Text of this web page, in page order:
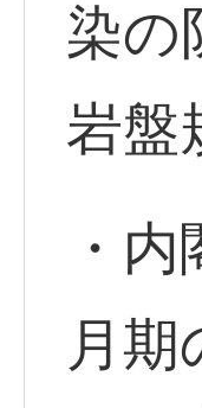
染の
岩盤
・
月